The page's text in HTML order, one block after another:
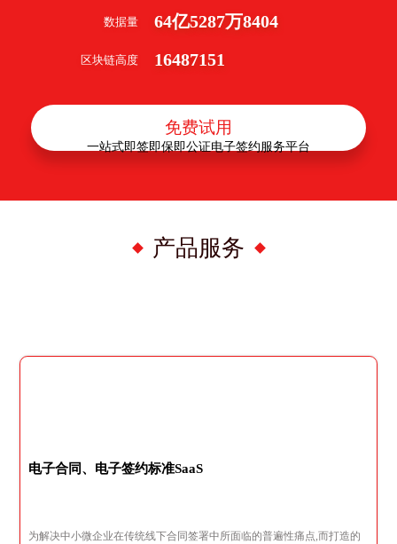
数据量 64亿5287万8404
区块链高度 16487151
免费试用
产品服务
一站式即签即保即公证电子签约服务平台
电子合同、电子签约标准SaaS
为解决中小微企业在传统线下合同签署中所面临的普遍性痛点,而打造的